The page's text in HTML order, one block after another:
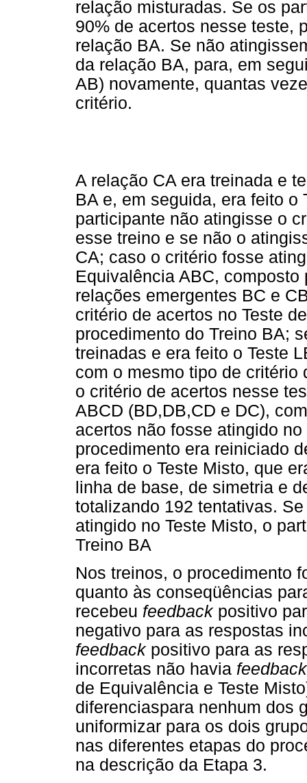
relação misturadas. Se os
90% de acertos nesse teste,
relação BA. Se não
da relação BA, para, em
AB) novamente, quantas
critério.
A relação CA era treinada e
BA e, em seguida, era feito o
participante não atingisse o
esse treino e se não o
CA; caso o critério fosse
Equivalência ABC,
relações emergentes BC e
critério de acertos no Teste
procedimento do Treino BA;
treinadas e era feito o Teste
com o mesmo tipo de critério
o critério de acertos nesse
ABCD (BD,DB,CD e DC),
acertos não fosse atingido
procedimento era reiniciado
era feito o Teste Misto, que
linha de base, de simetria e
totalizando 192 tentativas.
atingido no Teste Misto, o
Treino BA
Nos treinos, o procedimento
quanto às conseqüências
recebeu feedbackpositivo
negativo para as respostas
feedbackpositivo para as
incorretas não havia feedback
de Equivalência e Teste
diferenciaspara nenhum dos
uniformizar para os dois
nas diferentes etapas do
na descrição da Etapa 3.